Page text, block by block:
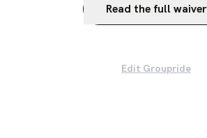
Read the full waiver
Edit Groupride